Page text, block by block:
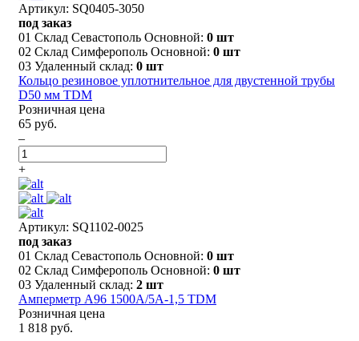
Артикул: SQ0405-3050
под заказ
01 Склад Севастополь Основной: 0 шт
02 Склад Симферополь Основной: 0 шт
03 Удаленный склад: 0 шт
Кольцо резиновое уплотнительное для двустенной трубы
D50 мм TDM
Розничная цена
65 руб.
–
+
Артикул: SQ1102-0025
под заказ
01 Склад Севастополь Основной: 0 шт
02 Склад Симферополь Основной: 0 шт
03 Удаленный склад: 2 шт
Амперметр А96 1500А/5А-1,5 TDM
Розничная цена
1 818 руб.